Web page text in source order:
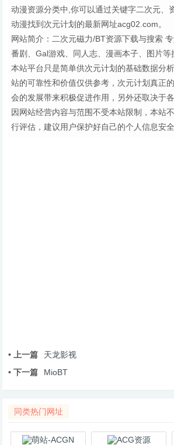
动漫资源分类中,你可以通过关键字二次元、
动漫找到次元计划的最新网址acg02.com。
网站简介：二次元磁力/BT资源下载与搜索
番剧、Gal游戏、同人志、漫画本子、图片等
本站平台只是简单供次元计划的基础数据分
站的可靠性和价值仅供参考，次元计划真正
会的发展带来积极促进作用，另外还取决于
因网站经营内容与范围不受本站限制，本站
行评估，建议用户保护好自己的个人信息安全
• 上一篇
天龙影视
• 下一篇
MioBT
同类热门网址